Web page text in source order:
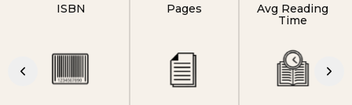
ISBN Pages
Avg Reading
Time